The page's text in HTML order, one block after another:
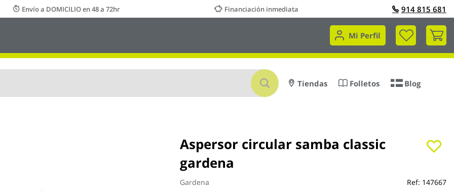
Envío a DOMICILIO en 48 a 72hr Financiación inmediata 914 815 681
Mi Perfil
Mi
Buscar
Tiendas Folletos Blog
Aspersor circular samba classic
gardena
Gardena Ref: 147667